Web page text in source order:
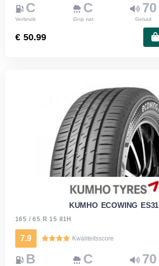
C
Verbruik
C
Grip nat
70
Geluid
€ 50.99
KUMHO ECOWING ES31
165 / 65 R 15 81H
7.9 Kwaliteitsscore
B C 70